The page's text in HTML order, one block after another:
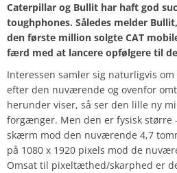
Caterpillar og Bullit har haft god
toughphones. Således melder
den første million solgte CAT
færd med at lancere opfølgere til
Interessen samler sig naturligvis
efter den nuværende og ovenfor
herunder viser, så ser den lille ny
forgænger. Men den er fysisk større
skærm mod den nuværende 4,7
på 1080 x 1920 pixels mod de
Omsat til pixeltæthed/skarphed er